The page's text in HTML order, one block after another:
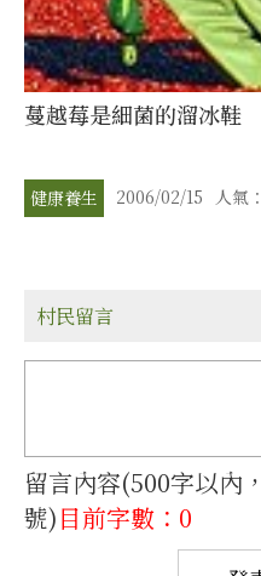
蔓越莓是細菌的溜冰鞋
健康養生 2006/02/15 人氣
村民留言
留言內容(500字以內
號)目前字數：0